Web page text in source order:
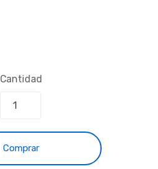
Cantidad
Comprar